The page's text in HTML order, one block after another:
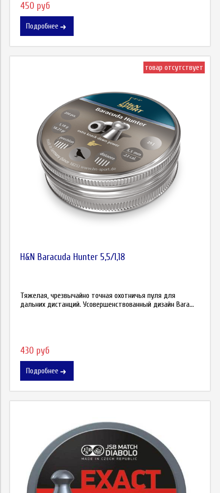
450 руб
Подробнее
товар отсутствует
H&N Baracuda Hunter 5,5/1,18
Тяжелая, чрезвычайно точная охотничья пуля для
дальних дистанций. Усовершенствованный дизайн Bara...
430 руб
Подробнее